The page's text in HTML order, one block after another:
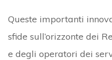
Queste importanti
sfide sull’orizzonte dei
e degli operatori dei